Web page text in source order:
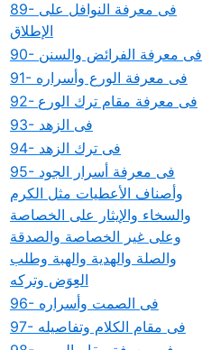
89- فى معرفة النوافل على
الإطلاق
90- فى معرفة الفرائض والسنن
91- فى معرفة الورع وأسراره
92- فى معرفة مقام ترك الورع
93- فى الزهد
94- فى ترك الزهد
95- فى معرفة أسرار الجود
وأصناف الأعطيات مثل الكرم
والسخاء والإيثار على الخصاصة
وعلى غير الخصاصة والصدقة
والصلة والهدية والهبة وطلب
العِِوَض وتركه
96- فى الصمت وأسراره
97- فى مقام الكلام وتفاصيله